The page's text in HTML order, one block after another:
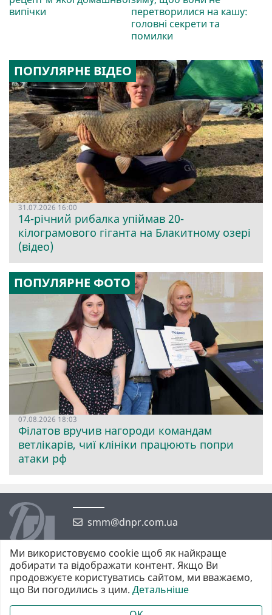
випічки
перетворилися на кашу:
головні секрети та
помилки
ПОПУЛЯРНЕ ВІДЕО
31.07.2026 16:00
14-річний рибалка упіймав 20-
кілограмового гіганта на Блакитному озері
(відео)
ПОПУЛЯРНЕ ФОТО
07.08.2026 18:03
Філатов вручив нагороди командам
ветлікарів, чиї клініки працюють попри
атаки рф
smm@dnpr.com.ua
©2026 https://dnpr.com.ua Дніпровська порадниця
Всі права захищені. При повному або частковому використанні
Ми використовуємо cookie щоб як найкраще
добирати та відображати контент. Якщо Ви
продовжуєте користуватись сайтом, ми вважаємо,
що Ви погодились з цим. Детальніше